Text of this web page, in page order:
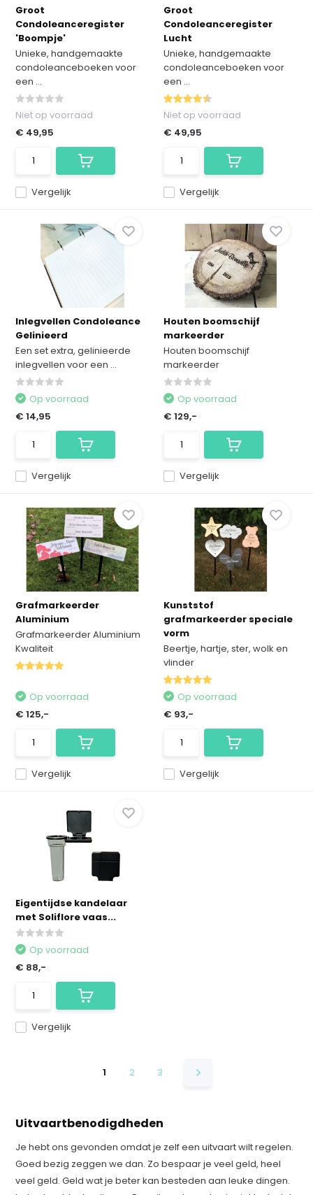
Groot
Condoleanceregister
'Boompje'
Unieke, handgemaakte
condoleanceboeken voor
een ...
Vergelijk
Niet op voorraad
€ 49,95
Groot
Condoleanceregister
Lucht
Unieke, handgemaakte
condoleanceboeken voor
een ...
Vergelijk
Niet op voorraad
€ 49,95
Inlegvellen Condoleance
Gelinieerd
Een set extra, gelinieerde
inlegvellen voor een ...
Vergelijk
Op voorraad
€ 14,95
Houten boomschijf
markeerder
Houten boomschijf
markeerder
Vergelijk
Op voorraad
€ 129,-
Grafmarkeerder
Aluminium
Grafmarkeerder Aluminium
Kwaliteit
Vergelijk
Op voorraad
€ 125,-
Kunststof
grafmarkeerder speciale
vorm
Beertje, hartje, ster, wolk en
vlinder
Vergelijk
Op voorraad
€ 93,-
Eigentijdse kandelaar
met Soliflore vaas...
Vergelijk
Op voorraad
€ 88,-
1 2 3
Uitvaartbenodigdheden
Je hebt ons gevonden omdat je zelf een uitvaart wilt regelen.
Goed bezig zeggen we dan. Zo bespaar je veel geld, heel
veel geld. Geld wat je beter kan besteden aan leuke dingen.